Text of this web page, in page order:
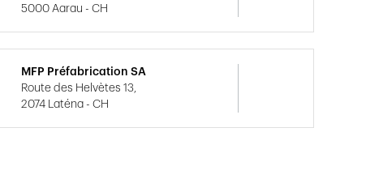
5000 Aarau - CH
MFP Préfabrication SA
Route des Helvètes 13,
2074 Laténa - CH